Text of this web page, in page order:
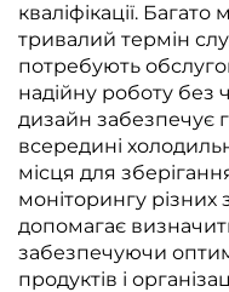
кваліфікації.
тривалий термін
потребують
надійну роботу без
дизайн забезпечує
всередині
місця для
моніторингу різних
допомагає
забезпечуючи
продуктів і